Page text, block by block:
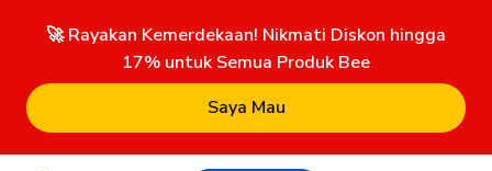
🚀 Rayakan Kemerdekaan! Nikmati Diskon hingga
17% untuk Semua Produk Bee
Saya Mau